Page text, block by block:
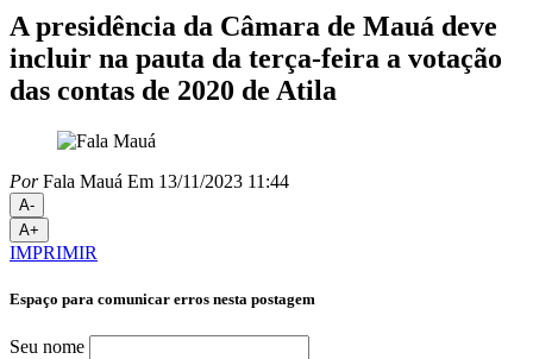
A presidência da Câmara de Mauá deve
incluir na pauta da terça-feira a votação
das contas de 2020 de Atila
PorFala Mauá Em 13/11/2023 11:44
A-
A+
IMPRIMIR
Espaço para comunicar erros nesta postagem
Seu nome